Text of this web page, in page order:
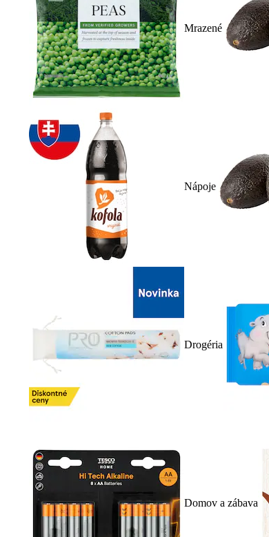
Mrazené
Nápoje
Drogéria
Domov a zábava